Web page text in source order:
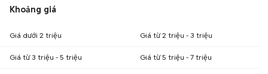
Khoảng giá
Giá dưới 2 triệu Giá từ 2 triệu - 3 triệu
Giá từ 3 triệu - 5 triệu Giá từ 5 triệu - 7 triệu